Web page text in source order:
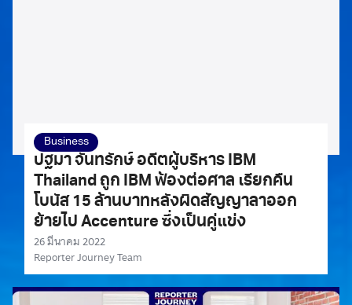
Business
ปฐมา จันทรักษ์ อดีตผู้บริหาร IBM
Thailand ถูก IBM ฟ้องต่อศาล เรียกคืน
โบนัส 15 ล้านบาทหลังผิดสัญญาลาออก
ย้ายไป Accenture ซึ่งเป็นคู่แข่ง
26 มีนาคม 2022
Reporter Journey Team